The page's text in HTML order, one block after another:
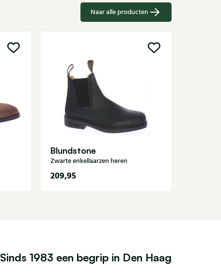
Naar alle producten
Blundstone
Zwarte enkellaarzen heren
209,95
Sinds 1983 een begrip in Den Haag